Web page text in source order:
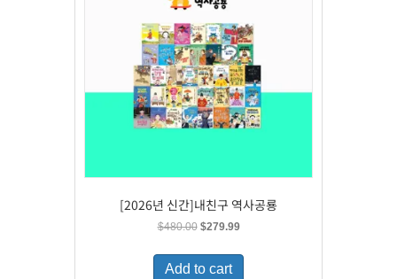
[2026년 신간]내친구 역사공룡
$480.00 Original
was:
$480.00.
$279.99Current
is:
Add to cart